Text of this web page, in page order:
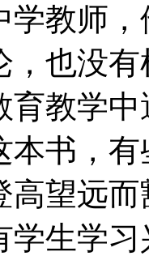
学教师
，也没
育教学
本书，
高望远
学生学